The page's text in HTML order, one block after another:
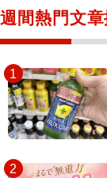
東京百貨店～
週間熱門文